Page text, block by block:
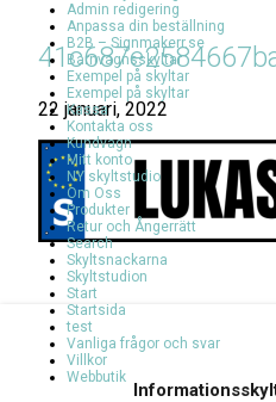
Admin redigering
Anpassa din beställning
B2B – Signmakerr.se
Barnvagnsskyltar
Exempel på skyltar
Exempel på skyltar
Kassa
Kontakta oss
Kundvagn
Mitt konto
NY skyltstudio
Om Oss
Produkter
Retur och Ångerrätt
Search
Skyltsnackarna
Skyltstudion
Start
Startsida
test
Vanliga frågor och svar
Villkor
Webbutik
22 januari, 2022